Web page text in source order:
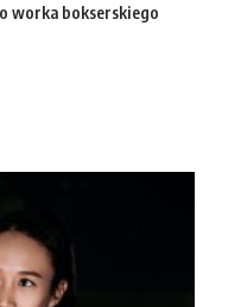
worka bokserskiego